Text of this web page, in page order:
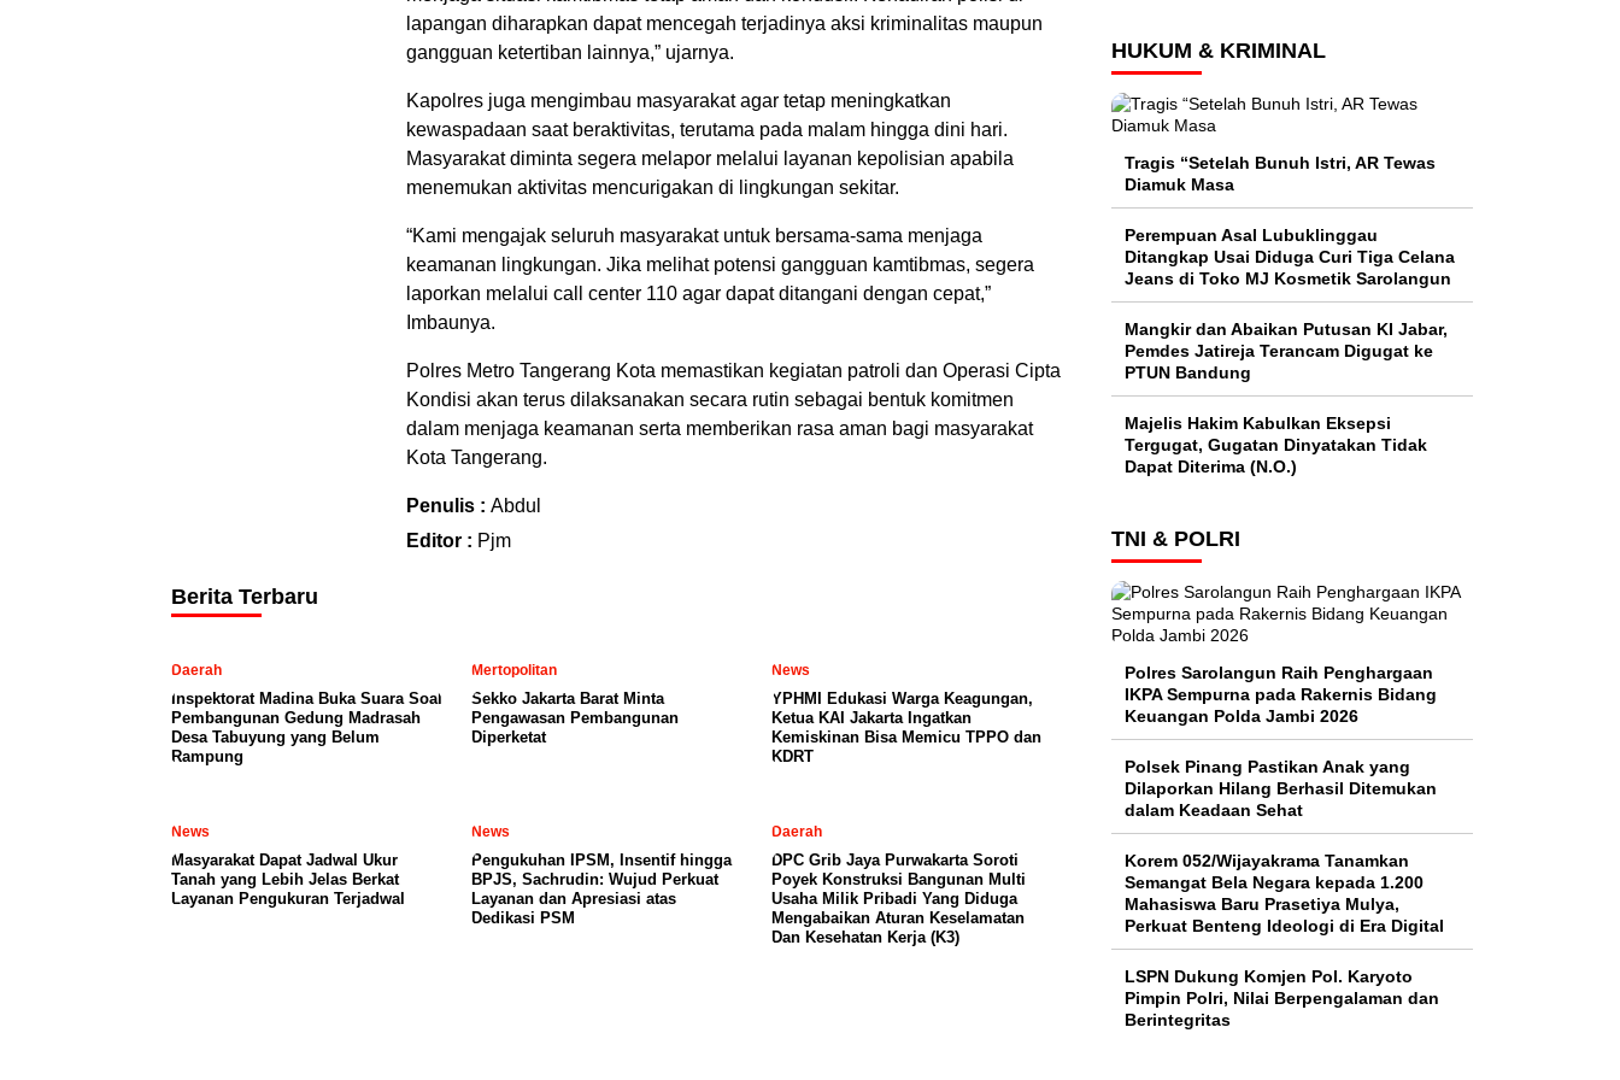
lapangan diharapkan dapat mencegah terjadinya aksi kriminalitas maupun
gangguan ketertiban lainnya,” ujarnya.
Kapolres juga mengimbau masyarakat agar tetap meningkatkan
kewaspadaan saat beraktivitas, terutama pada malam hingga dini hari.
Masyarakat diminta segera melapor melalui layanan kepolisian apabila
menemukan aktivitas mencurigakan di lingkungan sekitar.
“Kami mengajak seluruh masyarakat untuk bersama-sama menjaga
keamanan lingkungan. Jika melihat potensi gangguan kamtibmas, segera
laporkan melalui call center 110 agar dapat ditangani dengan cepat,”
Imbaunya.
Polres Metro Tangerang Kota memastikan kegiatan patroli dan Operasi Cipta
Kondisi akan terus dilaksanakan secara rutin sebagai bentuk komitmen
dalam menjaga keamanan serta memberikan rasa aman bagi masyarakat
Kota Tangerang.
Penulis : Abdul
Editor : Pjm
Berita Terbaru
Daerah
Inspektorat Madina Buka Suara Soal
Pembangunan Gedung Madrasah
Desa Tabuyung yang Belum
Rampung
Mertopolitan
Sekko Jakarta Barat Minta
Pengawasan Pembangunan
Diperketat
News
YPHMI Edukasi Warga Keagungan,
Ketua KAI Jakarta Ingatkan
Kemiskinan Bisa Memicu TPPO dan
KDRT
News
Masyarakat Dapat Jadwal Ukur
Tanah yang Lebih Jelas Berkat
Layanan Pengukuran Terjadwal
News
Pengukuhan IPSM, Insentif hingga
BPJS, Sachrudin: Wujud Perkuat
Layanan dan Apresiasi atas
Dedikasi PSM
Daerah
DPC Grib Jaya Purwakarta Soroti
Poyek Konstruksi Bangunan Multi
Usaha Milik Pribadi Yang Diduga
Mengabaikan Aturan Keselamatan
Dan Kesehatan Kerja (K3)
HUKUM & KRIMINAL
Tragis “Setelah Bunuh Istri, AR Tewas
Diamuk Masa
Perempuan Asal Lubuklinggau
Ditangkap Usai Diduga Curi Tiga Celana
Jeans di Toko MJ Kosmetik Sarolangun
Mangkir dan Abaikan Putusan KI Jabar,
Pemdes Jatireja Terancam Digugat ke
PTUN Bandung
Majelis Hakim Kabulkan Eksepsi
Tergugat, Gugatan Dinyatakan Tidak
Dapat Diterima (N.O.)
TNI & POLRI
Polres Sarolangun Raih Penghargaan
IKPA Sempurna pada Rakernis Bidang
Keuangan Polda Jambi 2026
Polsek Pinang Pastikan Anak yang
Dilaporkan Hilang Berhasil Ditemukan
dalam Keadaan Sehat
Korem 052/Wijayakrama Tanamkan
Semangat Bela Negara kepada 1.200
Mahasiswa Baru Prasetiya Mulya,
Perkuat Benteng Ideologi di Era Digital
LSPN Dukung Komjen Pol. Karyoto
Pimpin Polri, Nilai Berpengalaman dan
Berintegritas